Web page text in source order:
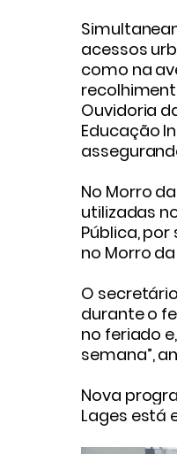
acessos
como na
Ouvidoria
Educação
No Morro
utilizadas
Pública,
no Morro
O
durante o
no feriado
semana”,
Nova
Lages está